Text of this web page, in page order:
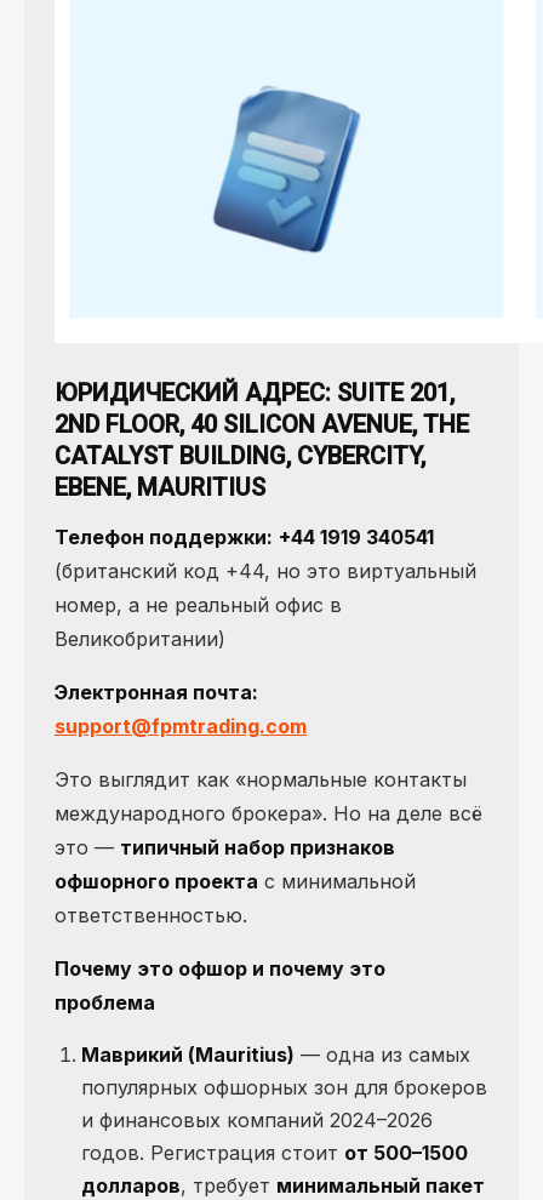
ЮРИДИЧЕСКИЙ АДРЕС: SUITE 201,
2ND FLOOR, 40 SILICON AVENUE, THE
CATALYST BUILDING, CYBERCITY,
EBENE, MAURITIUS
Телефон поддержки: +44 1919 340541
(британский код +44, но это виртуальный
номер, а не реальный офис в
Великобритании)
Электронная почта:
support@fpmtrading.com
Это выглядит как «нормальные контакты
международного брокера». Но на деле всё
это — типичный набор признаков
офшорного проекта с минимальной
ответственностью.
Почему это офшор и почему это
проблема
Маврикий (Mauritius) — одна из самых
популярных офшорных зон для брокеров
и финансовых компаний 2024–2026
годов. Регистрация стоит от 500–1500
долларов, требует минимальный пакет